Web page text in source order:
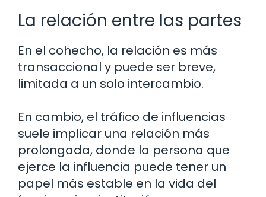
La relación entre las partes
En el cohecho, la relación es más
transaccional y puede ser breve,
limitada a un solo intercambio.
En cambio, el tráfico de influencias
suele implicar una relación más
prolongada, donde la persona que
ejerce la influencia puede tener un
papel más estable en la vida del